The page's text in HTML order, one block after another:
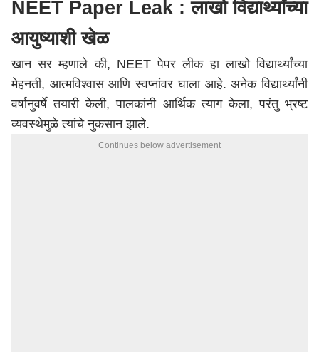
NEET Paper Leak : लाखो विद्यार्थ्यांच्या
आयुष्याशी खेळ
खान सर म्हणाले की, NEET पेपर लीक हा लाखो विद्यार्थ्यांच्या
मेहनती, आत्मविश्वास आणि स्वप्नांवर घाला आहे. अनेक विद्यार्थ्यांनी
वर्षानुवर्षे तयारी केली, पालकांनी आर्थिक त्याग केला, परंतु भ्रष्ट
व्यवस्थेमुळे त्यांचे नुकसान झाले.
Continues below advertisement